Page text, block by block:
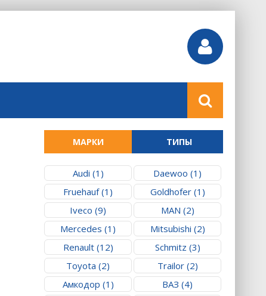
МАРКИ ТИПЫ
Audi (1)
Daewoo (1)
Fruehauf (1)
Goldhofer (1)
Iveco (9)
MAN (2)
Mercedes (1)
Mitsubishi (2)
Renault (12)
Schmitz (3)
Toyota (2)
Trailor (2)
Амкодор (1)
ВАЗ (4)